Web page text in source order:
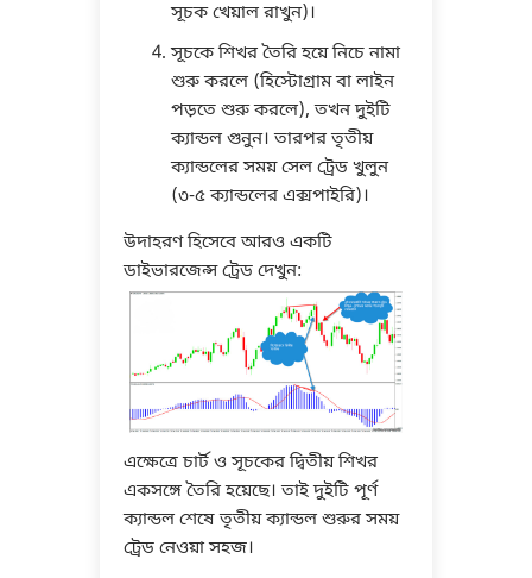
সূচক খেয়াল রাখুন)।
সূচকে শিখর তৈরি হয়ে নিচে নামা
শুরু করলে (হিস্টোগ্রাম বা লাইন
পড়তে শুরু করলে), তখন দুইটি
ক্যান্ডল গুনুন। তারপর তৃতীয়
ক্যান্ডলের সময় সেল ট্রেড খুলুন
(৩-৫ ক্যান্ডলের এক্সপাইরি)।
উদাহরণ হিসেবে আরও একটি
ডাইভারজেন্স ট্রেড দেখুন:
এক্ষেত্রে চার্ট ও সূচকের দ্বিতীয় শিখর
একসঙ্গে তৈরি হয়েছে। তাই দুইটি পূর্ণ
ক্যান্ডল শেষে তৃতীয় ক্যান্ডল শুরুর সময়
ট্রেড নেওয়া সহজ।